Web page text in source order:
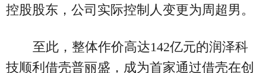
控股股东，公司实际控制人变更为周超男。
至此，整体作价高达142亿元的润泽科
技顺利借壳普丽盛，成为首家通过借壳在创